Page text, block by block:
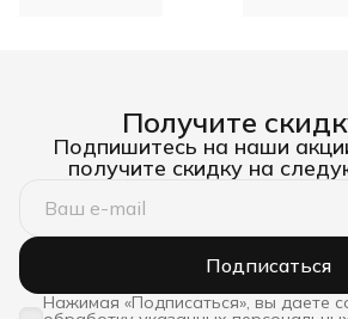
Получите
Подпишитесь на наши
получите скидку на
Подписаться
Нажимая «Подписаться», вы даете